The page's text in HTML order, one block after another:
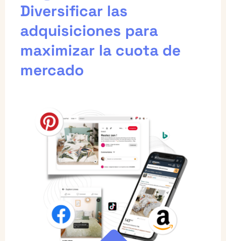
Diversificar las
adquisiciones para
maximizar la cuota de
mercado